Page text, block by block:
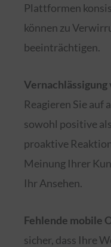
Plattformen
können zu
beeinträchtigen.
Reagieren Sie auf
sowohl positive
proaktive
Meinung Ihrer
Ihr Ansehen.
Fehlende mobile
sicher, dass Ihre